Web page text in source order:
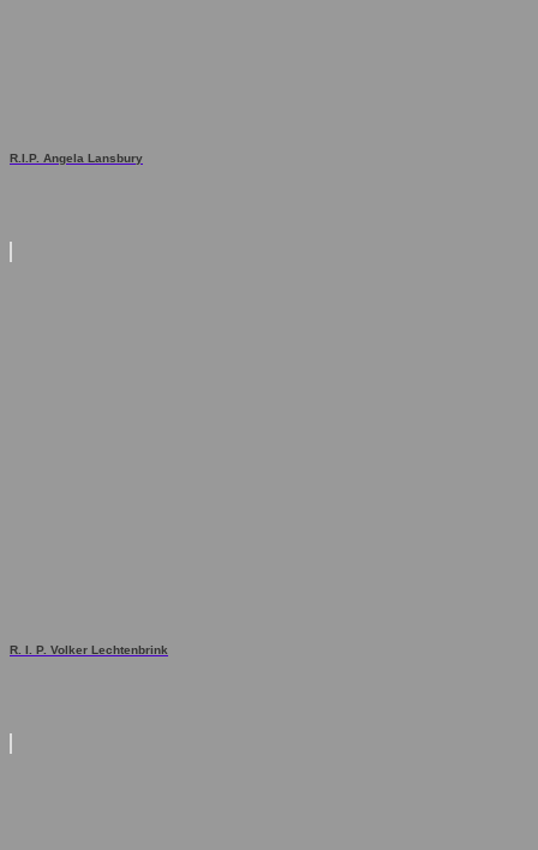
R.I.P. Angela Lansbury
R. I. P. Volker Lechtenbrink